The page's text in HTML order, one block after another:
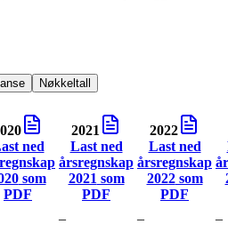
Nøkkeltall
ned
som
PDF
2021
Last ned
årsregnskap
2021 som
PDF
2022
Last ned
årsregnskap
2022som
PDF
– – –